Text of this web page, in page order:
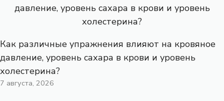
Как различные упражнения влияют на кровяное
давление, уровень сахара в крови и уровень
холестерина?
7 августа, 2026